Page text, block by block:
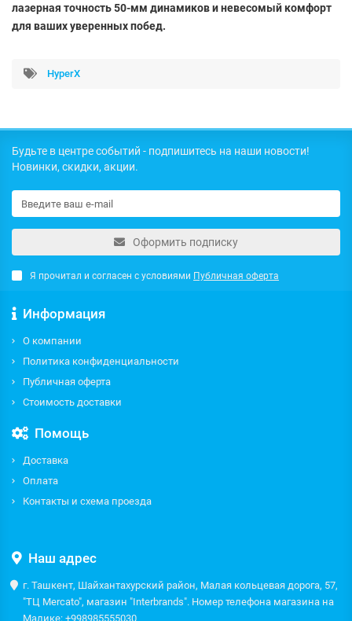
лазерная точность 50-мм динамиков и невесомый комфорт
для ваших уверенных побед.
HyperX
Будьте в центре событий - подпишитесь на наши новости!
Новинки, скидки, акции.
Оформить подписку
Я прочитал и согласен с условиями Публичная оферта
Информация
О компании
Политика конфиденциальности
Публичная оферта
Стоимость доставки
Помощь
Доставка
Оплата
Контакты и схема проезда
Наш адрес
г. Ташкент, Шайхантахурский район, Малая кольцевая дорога, 57,
"ТЦ Mercato", магазин "Interbrands". Номер телефона магазина на
Малике: +998985555030